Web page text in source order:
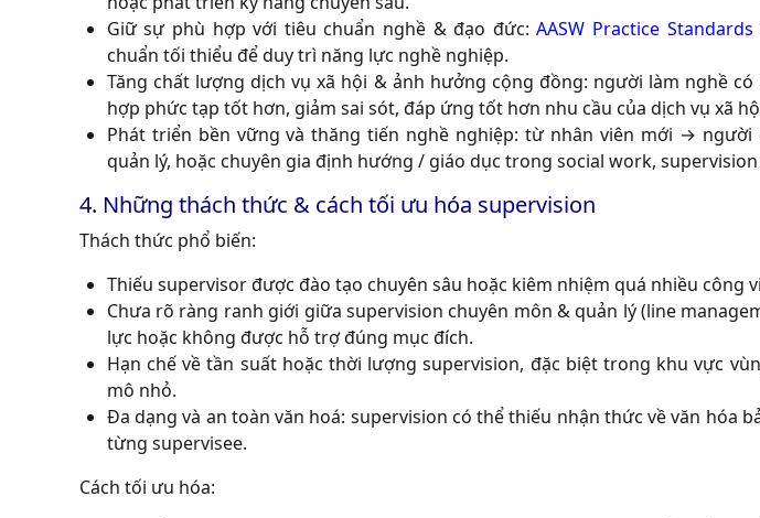
Giữ sự phù hợp với tiêu chuẩn nghề & đạo đức:AASW Practice Standards
chuẩn tối thiểu để duy trì năng lực nghề nghiệp.
Tăng chất lượng dịch vụ xã hội & ảnh hưởng cộng đồng: người làm nghề
hợp phức tạp tốt hơn, giảm sai sót, đáp ứng tốt hơn nhu cầu của dịch vụ xã
Phát triển bền vững và thăng tiến nghề nghiệp: từ nhân viên mới →
quản lý, hoặc chuyên gia định hướng / giáo dục trong social work,
4. Những thách thức & cách tối ưu hóa supervision
Thách thức phổ biến:
Thiếu supervisor được đào tạo chuyên sâu hoặc kiêm nhiệm quá nhiều công
Chưa rõ ràng ranh giới giữa supervision chuyên môn & quản lý (line
lực hoặc không được hỗ trợ đúng mục đích.
Hạn chế về tần suất hoặc thời lượng supervision, đặc biệt trong khu vực
mô nhỏ.
Đa dạng và an toàn văn hoá: supervision có thể thiếu nhận thức về văn hóa
từng supervisee.
Cách tối ưu hóa: